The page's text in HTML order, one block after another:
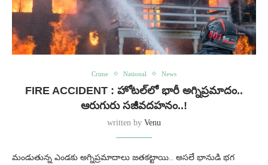
Crime National News
FIRE ACCIDENT : హోటల్‌లో భారీ అగ్నిప్రమాదం..
ఆరుగురు సజీవదహనం..!
written by Venu
మండుతున్న ఎండకు అగ్నిప్రమాదాలు జతకట్టాయి.. అసలే భానుడి భగ